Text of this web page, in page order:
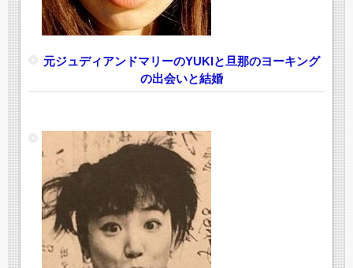
元ジュディアンドマリーのYUKIと旦那のヨーキング
の出会いと結婚